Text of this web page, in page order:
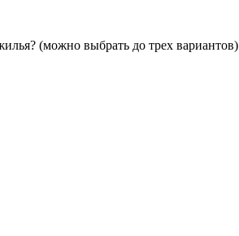
(можно выбрать до трех вариантов)